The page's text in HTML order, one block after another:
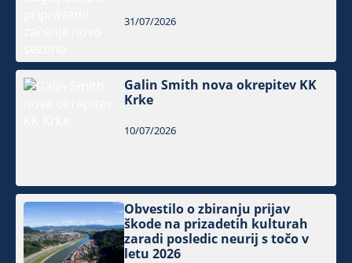
31/07/2026
Galin Smith nova okrepitev KK
Krke
10/07/2026
Obvestilo o zbiranju prijav
škode na prizadetih kulturah
zaradi posledic neurij s točo v
letu 2026